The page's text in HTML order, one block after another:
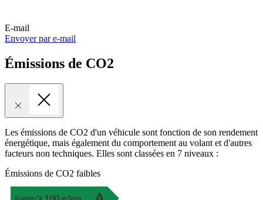
E-mail
Envoyer par e-mail
Émissions de CO2
Les émissions de CO2 d'un véhicule sont fonction de son rendement
énergétique, mais également du comportement au volant et d'autres
facteurs non techniques. Elles sont classées en 7 niveaux :
Émissions de CO2 faibles